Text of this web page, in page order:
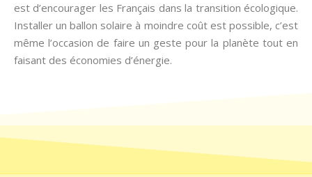
est d’encourager les Français dans la transition écologique.
Installer un ballon solaire à moindre coût est possible, c’est
même l’occasion de faire un geste pour la planète tout en
faisant des économies d’énergie.